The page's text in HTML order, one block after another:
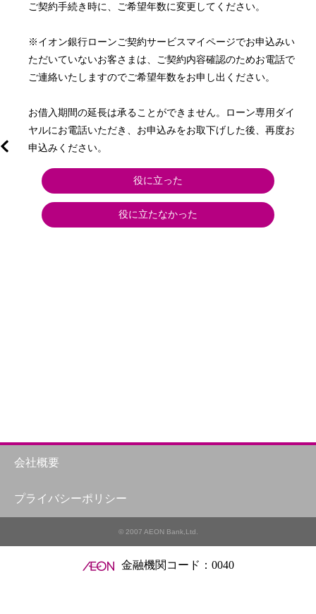
ご契約手続き時に、ご希望年数に変更してください。
※イオン銀行ローンご契約サービスマイページでお申込みい
ただいていないお客さまは、ご契約内容確認のためお電話で
ご連絡いたしますのでご希望年数をお申し出ください。
お借入期間の延長は承ることができません。ローン専用ダイ
ヤルにお電話いただき、お申込みをお取下げした後、再度お
申込みください。
役に立った
役に立たなかった
会社概要
プライバシーポリシー
© 2007 AEON Bank,Ltd.
金融機関コード：0040